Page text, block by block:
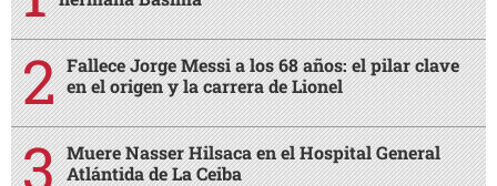
Fallece Jorge Messi a los 68 años: el pilar clave
en el origen y la carrera de Lionel
Muere Nasser Hilsaca en el Hospital General
Atlántida de La Ceiba